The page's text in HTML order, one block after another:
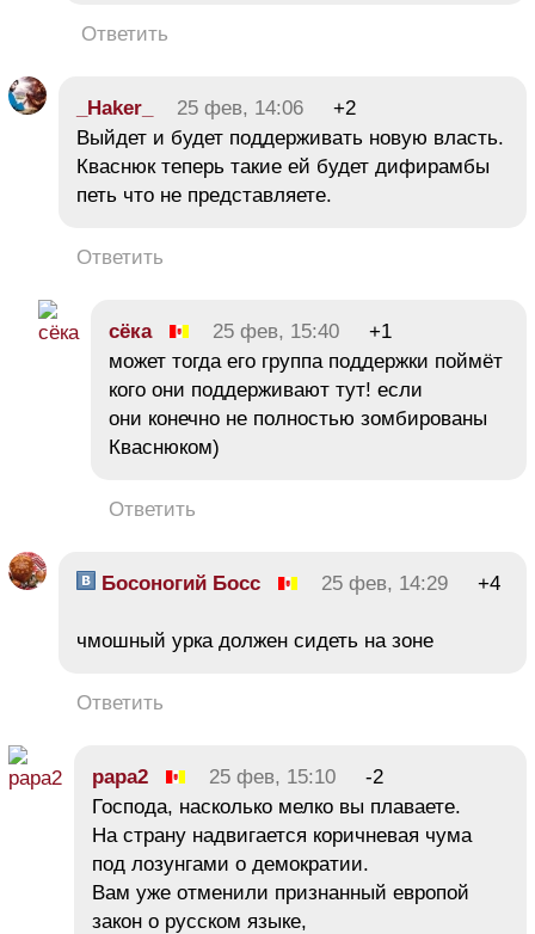
Ответить
_Haker_ 25 фев, 14:06
+2
Выйдет и будет поддерживать новую власть.
Кваснюк теперь такие ей будет дифирамбы
петь что не представляете.
Ответить
сёка 25 фев, 15:40
+1
может тогда его группа поддержки поймёт
кого они поддерживают тут! если
они конечно не полностью зомбированы
Кваснюком)
Ответить
Босоногий Босс 25 фев, 14:29 +4
чмошный урка должен сидеть на зоне
Ответить
papa2 25 фев, 15:10
-2
Господа, насколько мелко вы плаваете.
На страну надвигается коричневая чума
под лозунгами о демократии.
Вам уже отменили признанный европой
закон о русском языке,